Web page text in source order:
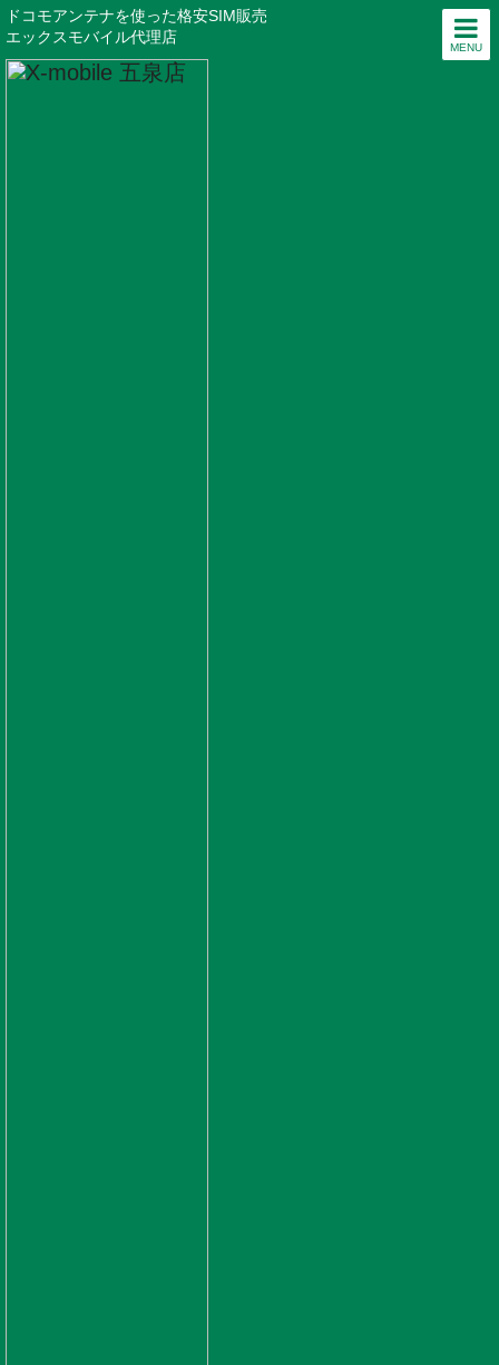
MENU
ドコモアンテナを使った格安SIM販売
エックスモバイル代理店